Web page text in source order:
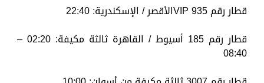
قطار رقم 935 VIPالأقصر / الإسكندرية: 22:40
قطار رقم 185 أسيوط / القاهرة ثالثة مكيفة: 02:20 –
08:40